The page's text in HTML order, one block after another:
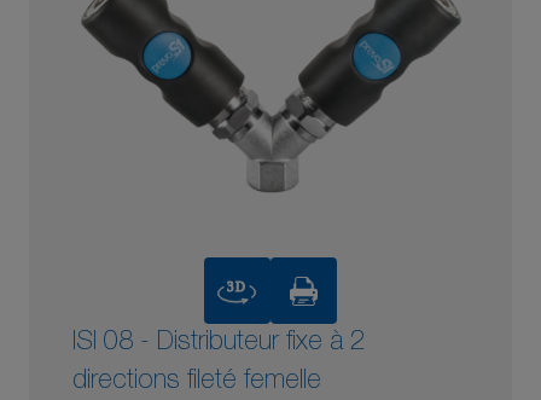
3D
ISI 08 - Distributeur fixe à 2
directions fileté femelle